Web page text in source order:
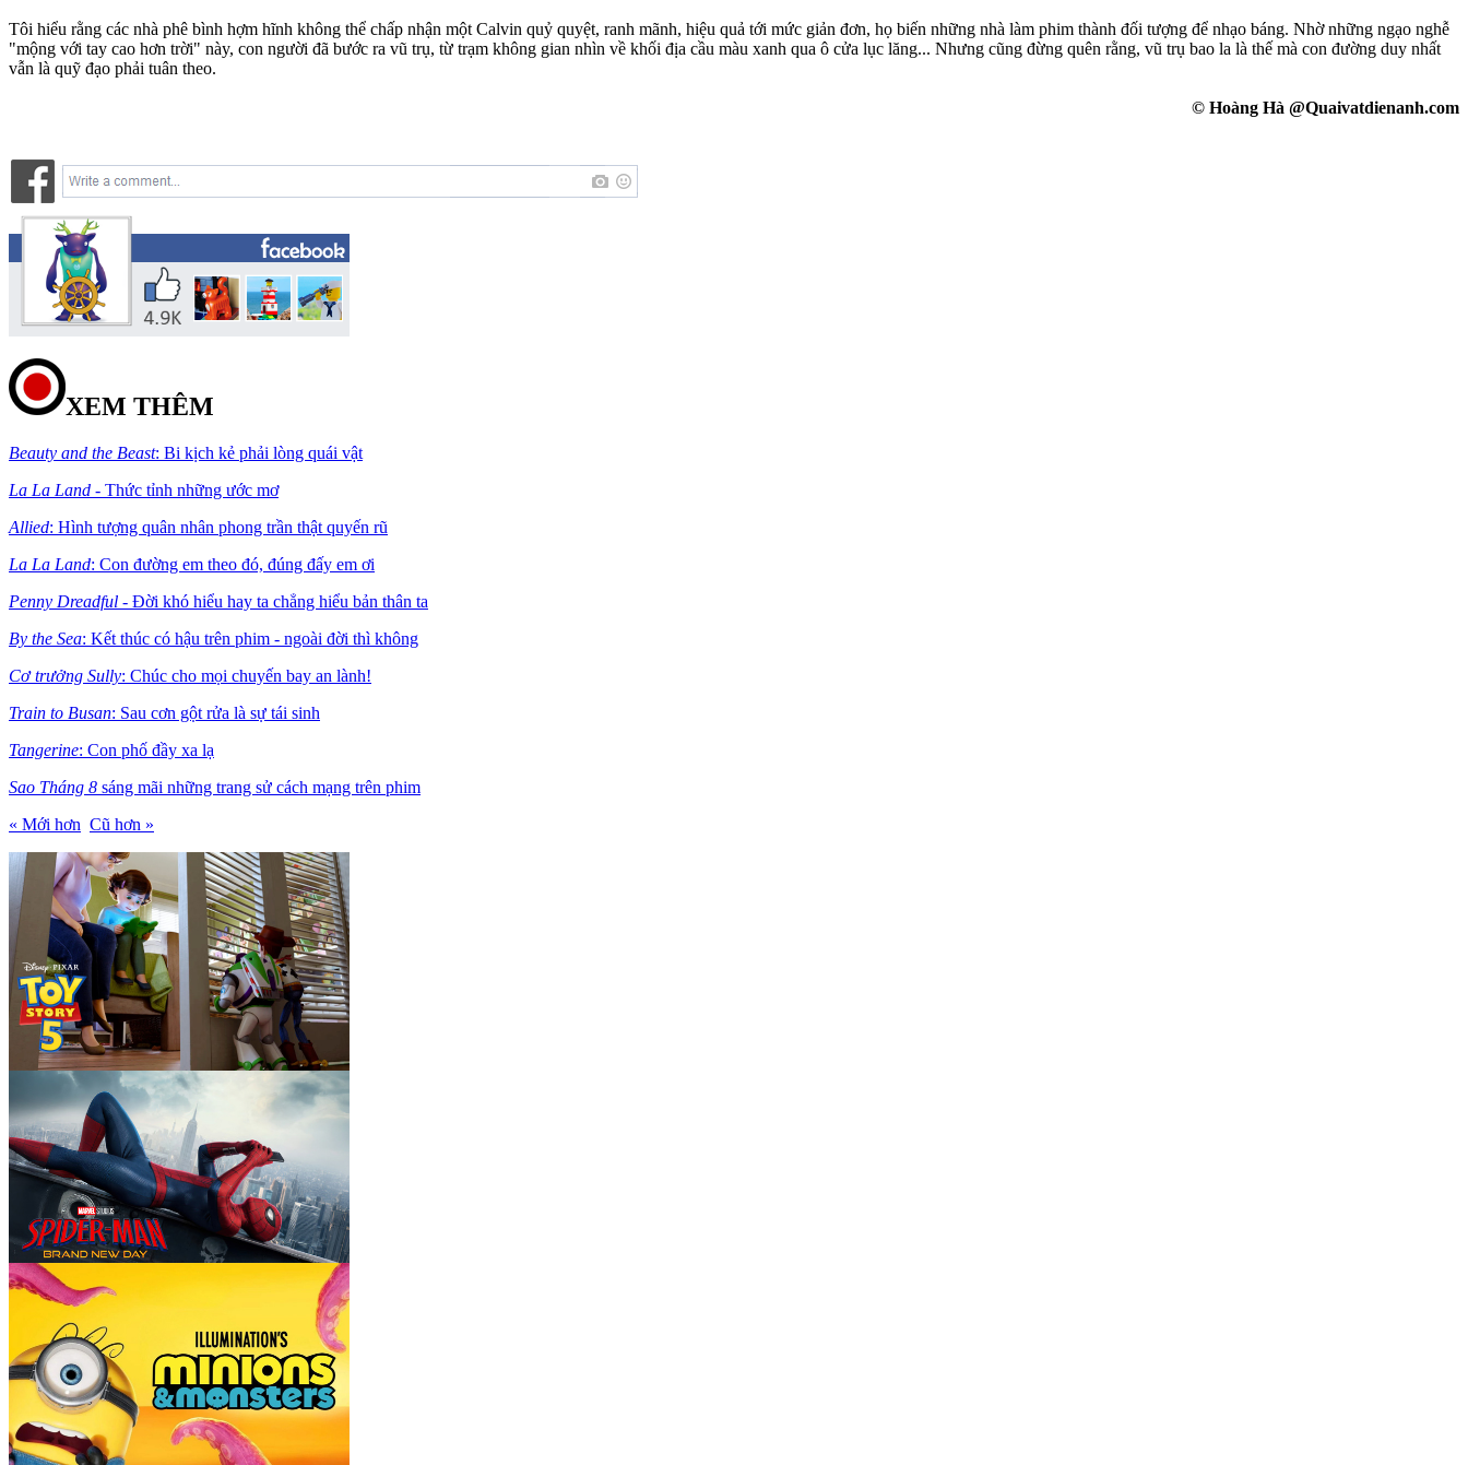
Tôi hiểu rằng các nhà phê bình hợm hĩnh không thể chấp nhận một Calvin quỷ quyệt, ranh mãnh, hiệu quả tới mức giản đơn, họ biến những nhà làm phim thành đối tượng để nhạo báng. Nhờ những ngạo nghễ
"mộng với tay cao hơn trời" này, con người đã bước ra vũ trụ, từ trạm không gian nhìn về khối địa cầu màu xanh qua ô cửa lục lăng... Nhưng cũng đừng quên rằng, vũ trụ bao la là thế mà con đường duy nhất
vẫn là quỹ đạo phải tuân theo.
© Hoàng Hà @Quaivatdienanh.com
XEM THÊM
Beauty and the Beast: Bi kịch kẻ phải lòng quái vật
La La Land - Thức tỉnh những ước mơ
Allied: Hình tượng quân nhân phong trần thật quyến rũ
La La Land: Con đường em theo đó, đúng đấy em ơi
Penny Dreadful - Đời khó hiểu hay ta chẳng hiểu bản thân ta
By the Sea: Kết thúc có hậu trên phim - ngoài đời thì không
Cơ trưởng Sully: Chúc cho mọi chuyến bay an lành!
Train to Busan: Sau cơn gột rửa là sự tái sinh
Tangerine: Con phố đầy xa lạ
Sao Tháng 8 sáng mãi những trang sử cách mạng trên phim
« Mới hơn Cũ hơn »